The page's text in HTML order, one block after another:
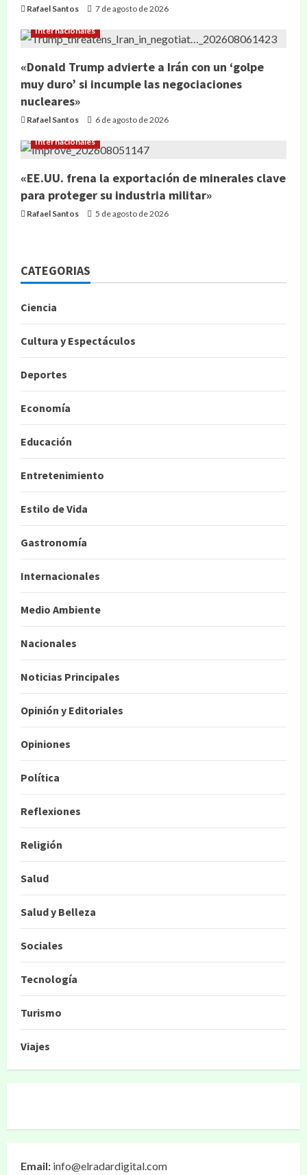
Rafael Santos 7 de agosto de 2026
Internacionales
«Donald Trump advierte a Irán con un ‘golpe
muy duro’ si incumple las negociaciones
nucleares»
Rafael Santos 6 de agosto de 2026
Internacionales
«EE.UU. frena la exportación de minerales clave
para proteger su industria militar»
Rafael Santos 5 de agosto de 2026
CATEGORIAS
Ciencia
Cultura y Espectáculos
Deportes
Economía
Educación
Entretenimiento
Estilo de Vida
Gastronomía
Internacionales
Medio Ambiente
Nacionales
Noticias Principales
Opinión y Editoriales
Opiniones
Política
Reflexiones
Religión
Salud
Salud y Belleza
Sociales
Tecnología
Turismo
Viajes
Email: info@elradardigital.com